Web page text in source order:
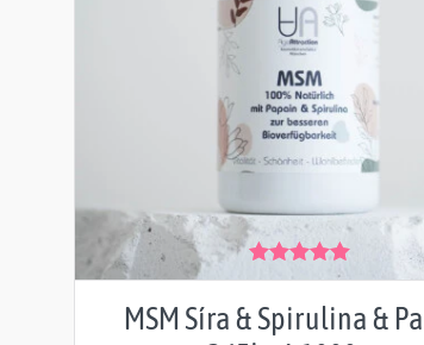
Hodnocení
MSM Síra & Spirulina &